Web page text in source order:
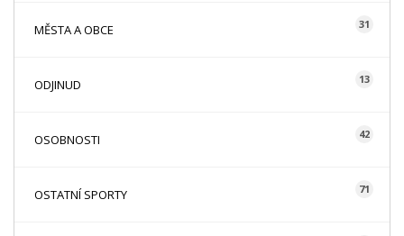
MĚSTA A OBCE 31
ODJINUD 13
OSOBNOSTI 42
OSTATNÍ SPORTY 71